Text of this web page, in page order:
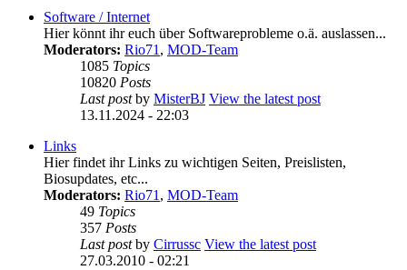
Software / Internet
Hier könnt ihr euch über Softwareprobleme o.ä. auslassen...
Moderators: Rio71, MOD-Team
1085 Topics
10820 Posts
Last postby MisterBJ View the latest post
13.11.2024 - 22:03
Links
Hier findet ihr Links zu wichtigen Seiten, Preislisten,
Biosupdates, etc...
Moderators: Rio71, MOD-Team
49 Topics
357 Posts
Last postby Cirrussc View the latest post
27.03.2010 - 02:21